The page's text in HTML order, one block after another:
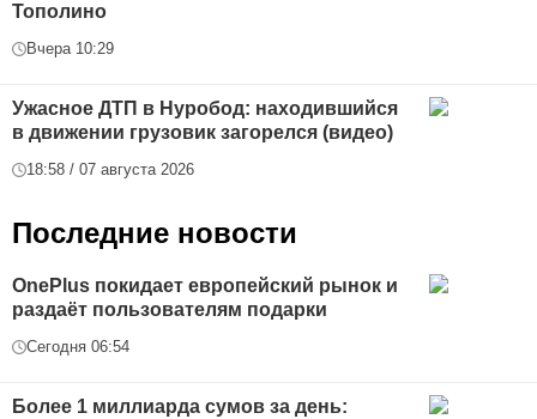
Тополино
Вчера 10:29
Ужасное ДТП в Нуробод: находившийся
в движении грузовик загорелся (видео)
18:58 / 07 августа 2026
Последние новости
OnePlus покидает европейский рынок и
раздаёт пользователям подарки
Сегодня 06:54
Более 1 миллиарда сумов за день: